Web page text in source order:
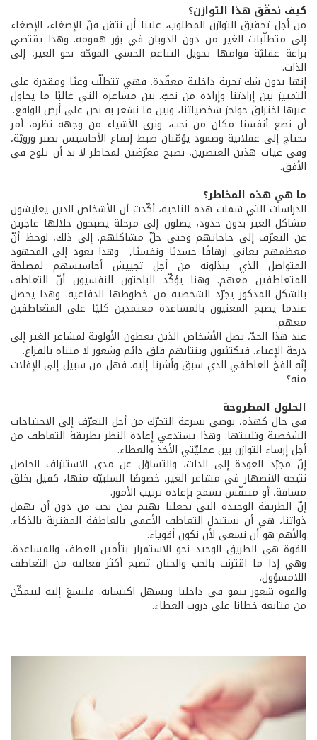
كيف نحقّق هذا التوازن؟
من أجل تحقيق التوازن المطلوب، علينا أن نتقن فنّ الإصغاء، الإصغاء
إلى متطلّبات الغير من دون الذوبان في بؤر همومه. وهذا يقتضي
براعة عقليّة قوامها تحويل التناغم الحسي الموجّه نحو الغير، إلى
الذات.
إنها بدون شك تجربة داخلية معقّدة. فهي تتطلّب وعيًا ومقدرة على
التمييز بين إرادتنا وإرادة من نحبّ. بين مشاعره التي غالبًا ما يحاول
عبرها اختراق حواجز شخصياتنا، وبين ما نشعر به نحن على أرض الواقع.
أن نضع أنفسنا مكان من نحب، ونرى الأشياء من وجهة نظره، أمر
يحتاج إلى عقلانية وصمود يؤمّنان ضبط إيقاع الأحاسيس بصبر ورويّة،
وفي غياب هذين العنصرين، نصبح معرّضين لمخاطر لا بد أن تلوح في
الأفق.
ما هي هذه المخاطر؟
الدراسات التي شملت هذه الناحية، أكّدت أن الأشخاص الذين يعايشون
مشاكل الغير بدون حدود، يصلون إلى مرحلة يصبحون خلالها عاجزين
عن التعرّف إلى حاجاتهم وحتى حلّ مشاكلهم. إلى ذلك، لوحظ أنّ
معظمهم يعاني ارهاقًا جسديًا ونفسيًا, وهذا يعود إلى المجهود
المتواصل الذي يبذلونه من أجل تجييش أحاسيسهم لمصلحة
المتعاطفين معهم. وهنا يؤكّد الباحثون النفسيون أنّ التعاطف
بالشكل المذكور يجرّد الشخصية من خطوطها الدفاعية. وهذا يحصل
عندما يصبح المعنيون بالمساعدة معتمدين كليًا على المتعاطفين
معهم.
عند هذا الحدّ، يصل الأشخاص الذين يعطون الأولوية لمشاعر الغير إلى
درجة الإعياء. فيكتئبون وينتابهم قلق دائم وشعور لا متناه بالفراغ.
إنّه الفخ العاطفي الذي سبق وأشرنا إليه. فهل من سبيل إلى الإفلات
منه؟
الحلول المطروحة
في حال كهذه، يوصى بسرعة التحرّك من أجل التعرّف إلى الاحتياجات
الشخصية وتلبيتها. وهذا يستدعي إعادة النظر بطريقة التعاطف من
أجل إرساء التوازن بين عمليّتي الأخذ والعطاء.
إنّ مجرّد العودة إلى الذات، والتساؤل عن مدى الاستنزاف الحاصل
نتيجة الانصهار في مشاعر الغير، خصوصًا السلبيّة منها، كفيل بخلق
مسافة، أو متنفّس يسمح بإعادة ترتيب الأمور.
إنّ الطريقة الوحيدة التي تجعلنا نهتم بمن نحب من دون أن نهمل
ذواتنا، هي أن نستبدل التعاطف الأعمى بالعاطفة المقترنة بالذكاء.
والأهم هو أن نسعى لأن نكون أقوياء.
القوة هي الطريق الوحيد نحو الاستمرار بتأمين العطف والمساعدة.
وهي إذا ما اقترنت بالحب والحنان تصبح أكثر فعالية من التعاطف
اللامسؤول.
والقوة شعور ينمو في داخلنا ويسهل اكتسابه. فلنسعَ إليه لنتمكّن
من متابعة خطانا على دروب العطاء.